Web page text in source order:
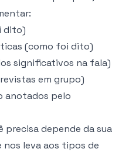
dito)
(como foi dito)
significativos na fala)
em grupo)
anotados pelo
precisa depende da sua
leva aos tipos de